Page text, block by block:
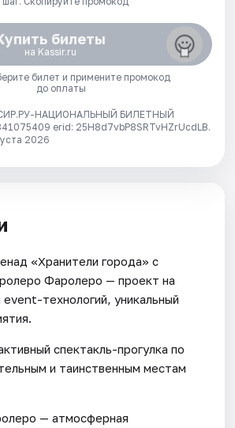
билеты
на Kassir.ru
билет и примените промокод
до оплаты
НАЦИОНАЛЬНЫЙ БИЛЕТНЫЙ
erid: 25H8d7vbP8SRTvHZrUcdLB.
2026
«Хранители города» с
Фаролеро — проект на
технологий, уникальный
спектакль-прогулка по
и таинственным местам
— атмосферная